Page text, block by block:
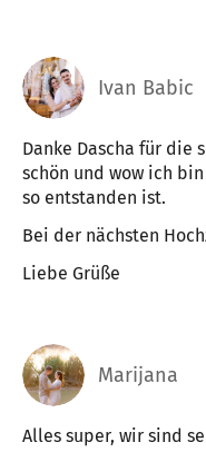
Ivan Babic
Danke Dascha für die
schön und wow ich
so entstanden ist.
Bei der nächsten
Liebe Grüße
Marijana
Alles super, wir sind